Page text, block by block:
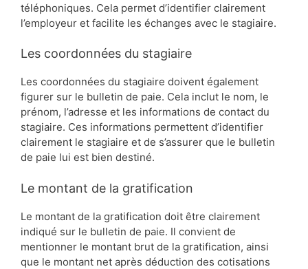
téléphoniques. Cela permet d’identifier clairement
l’employeur et facilite les échanges avec le stagiaire.
Les coordonnées du stagiaire
Les coordonnées du stagiaire doivent également
figurer sur le bulletin de paie. Cela inclut le nom, le
prénom, l’adresse et les informations de contact du
stagiaire. Ces informations permettent d’identifier
clairement le stagiaire et de s’assurer que le bulletin
de paie lui est bien destiné.
Le montant de la gratification
Le montant de la gratification doit être clairement
indiqué sur le bulletin de paie. Il convient de
mentionner le montant brut de la gratification, ainsi
que le montant net après déduction des cotisations